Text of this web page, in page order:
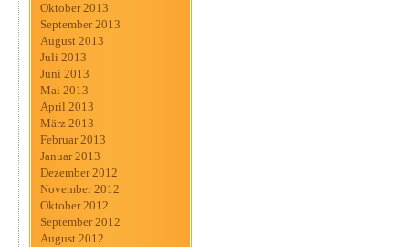
Oktober 2013
September 2013
August 2013
Juli 2013
Juni 2013
Mai 2013
April 2013
März 2013
Februar 2013
Januar 2013
Dezember 2012
November 2012
Oktober 2012
September 2012
August 2012